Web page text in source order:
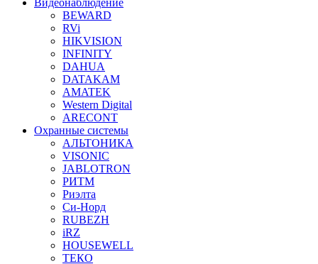
BEWARD
RVi
HIKVISION
INFINITY
DAHUA
DATAKAM
AMATEK
Western Digital
ARECONT
Охранные системы
АЛЬТОНИКА
VISONIC
JABLOTRON
РИТМ
Риэлта
Си-Норд
RUBEZH
iRZ
HOUSEWELL
ТЕКО